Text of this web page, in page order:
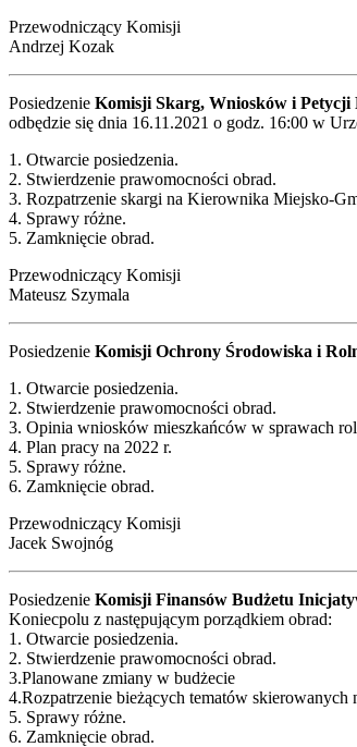
Przewodniczący Komisji
Andrzej Kozak
Posiedzenie Komisji Skarg, Wniosków i
odbędzie się dnia 16.11.2021 o godz. 16:00 w
1. Otwarcie posiedzenia.
2. Stwierdzenie prawomocności obrad.
3. Rozpatrzenie skargi na Kierownika Miejsko-
4. Sprawy różne.
5. Zamknięcie obrad.
Przewodniczący Komisji
Mateusz Szymala
Posiedzenie Komisji Ochrony Środowiska i
1. Otwarcie posiedzenia.
2. Stwierdzenie prawomocności obrad.
3. Opinia wniosków mieszkańców w sprawach
4. Plan pracy na 2022 r.
5. Sprawy różne.
6. Zamknięcie obrad.
Przewodniczący Komisji
Jacek Swojnóg
Posiedzenie Komisji Finansów Budżetu
Koniecpolu z następującym porządkiem obrad:
1. Otwarcie posiedzenia.
2. Stwierdzenie prawomocności obrad.
3.Planowane zmiany w budżecie
4.Rozpatrzenie bieżących tematów skierowanych
5. Sprawy różne.
6. Zamknięcie obrad.